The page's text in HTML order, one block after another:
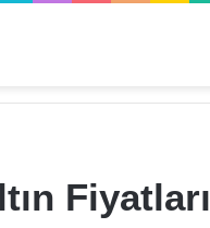
Fiyatları